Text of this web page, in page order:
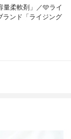
量柔軟剤」／🩵ライ
ランド「ライジング